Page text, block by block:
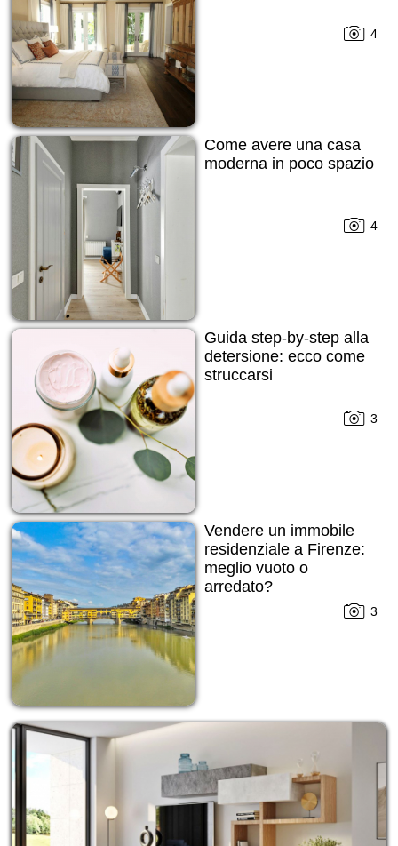
4
Come avere una casa
moderna in poco spazio
4
Guida step-by-step alla
detersione: ecco come
struccarsi
3
Vendere un immobile
residenziale a Firenze:
meglio vuoto o
arredato?
3